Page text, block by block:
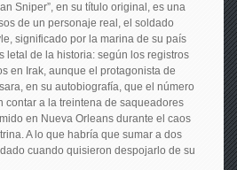
Sniper”, en su título original, es una
de un personaje real, el soldado
significado por la marina de su país
letal de la historia: según los registros
en Irak, aunque el protagonista de
en su autobiografía, que el número
contar a la treintena de saqueadores
en Nueva Orleans durante el caos
A lo que habría que sumar a dos
cuando quisieron despojarlo de su